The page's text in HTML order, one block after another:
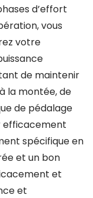
d’effort
vous
votre
de maintenir
la montée, de
de pédalage
efficacement
spécifique en
et un bon
et
et